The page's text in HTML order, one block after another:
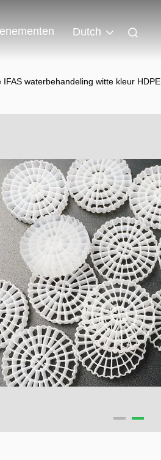
Dutch
waterbehandeling witte kleur HDPE